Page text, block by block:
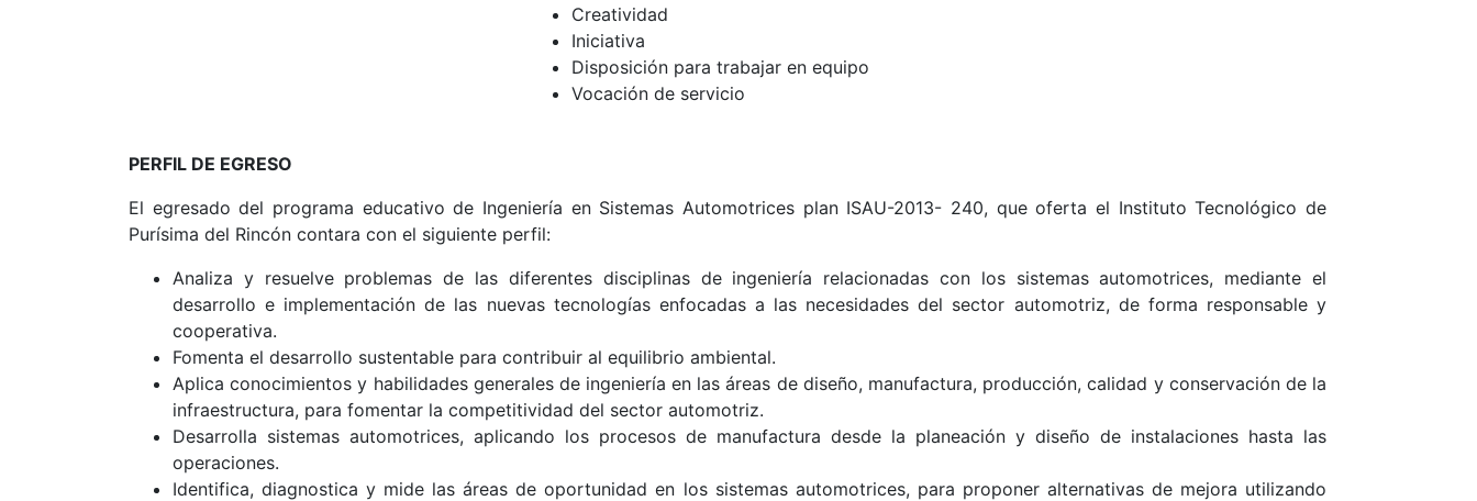
Creatividad
Iniciativa
Disposición para trabajar en equipo
Vocación de servicio
PERFIL DE EGRESO
El egresado del programa educativo de Ingeniería en Sistemas Automotrices plan ISAU-2013- 240, que oferta el Instituto Tecnológico de
Purísima del Rincón contara con el siguiente perfil:
Analiza y resuelve problemas de las diferentes disciplinas de ingeniería relacionadas con los sistemas automotrices, mediante el
desarrollo e implementación de las nuevas tecnologías enfocadas a las necesidades del sector automotriz, de forma responsable y
cooperativa.
Fomenta el desarrollo sustentable para contribuir al equilibrio ambiental.
Aplica conocimientos y habilidades generales de ingeniería en las áreas de diseño, manufactura, producción, calidad y conservación de la
infraestructura, para fomentar la competitividad del sector automotriz.
Desarrolla sistemas automotrices, aplicando los procesos de manufactura desde la planeación y diseño de instalaciones hasta las
operaciones.
Identifica, diagnostica y mide las áreas de oportunidad en los sistemas automotrices, para proponer alternativas de mejora utilizando